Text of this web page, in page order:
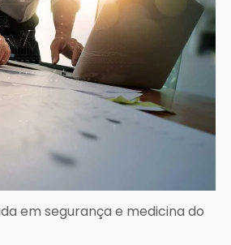
em segurança e medicina do